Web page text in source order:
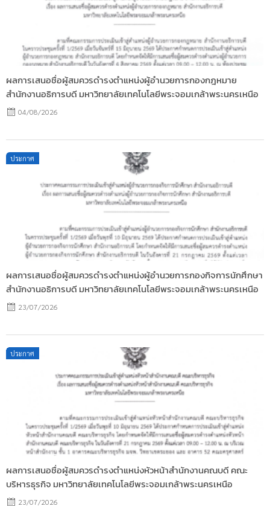
ผลการเสนอชื่อผู้สมควรดำรงตำแหน่งผู้อำนวยการกองกฎหมาย
สำนักงานอธิการบดี มหาวิทยาลัยเทคโนโลยีพระจอมเกล้าพระนครเหนือ
04/08/2026
ประกาศ
ผลการเสนอชื่อผู้สมควรดำรงตำแหน่งผู้อำนวยการกองกิจการนักศึกษา
สำนักงานอธิการบดี มหาวิทยาลัยเทคโนโลยีพระจอมเกล้าพระนครเหนือ
Posted
23/07/2026
ประกาศ
ผลการเสนอชื่อผู้สมควรดำรงตำแหน่งหัวหน้าสำนักงานคณบดี คณะ
บริหารธุรกิจ มหาวิทยาลัยเทคโนโลยีพระจอมเกล้าพระนครเหนือ
Posted
23/07/2026